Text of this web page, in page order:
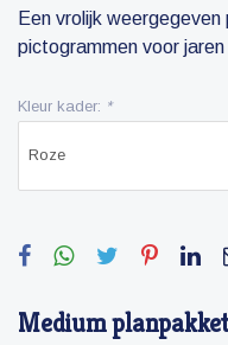
Een vrolijk
pictogrammen voor
Kleur kader: *
Medium